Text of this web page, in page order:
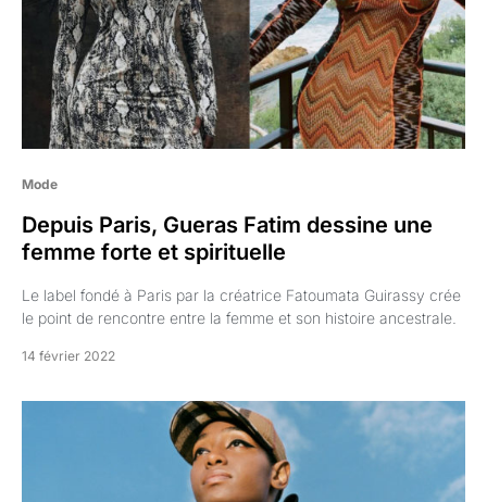
Mode
Depuis Paris, Gueras Fatim dessine une
femme forte et spirituelle
Le label fondé à Paris par la créatrice Fatoumata Guirassy crée
le point de rencontre entre la femme et son histoire ancestrale.
14 février 2022